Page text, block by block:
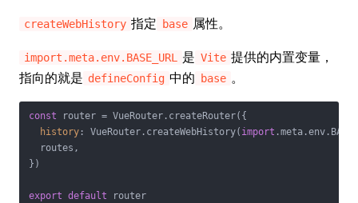
createWebHistory 指定 base 属性。
import.meta.env.BASE_URL 是 Vite 提供的内置变量，
指向的就是 defineConfig 中的 base 。
const router = VueRouter.createRouter({
history : VueRouter.createWebHistory( import
  routes,
})
export default router